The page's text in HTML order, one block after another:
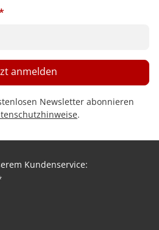
Newsletter abonnieren
.
anmelden
Kundenservice: